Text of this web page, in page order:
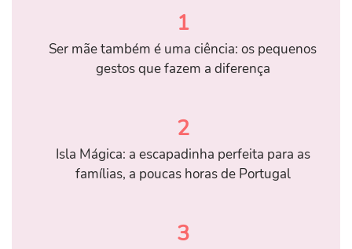
1
Ser mãe também é uma ciência: os pequenos
gestos que fazem a diferença
2
Isla Mágica: a escapadinha perfeita para as
famílias, a poucas horas de Portugal
3